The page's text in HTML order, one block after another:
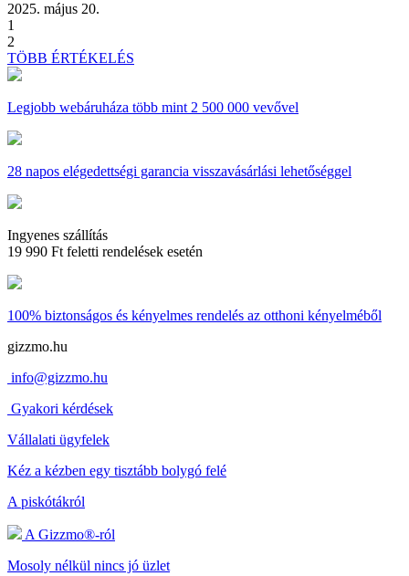
2025. május 20.
1
2
TÖBB ÉRTÉKELÉS
Legjobb webáruháza több mint 2 500 000 vevővel
28 napos elégedettségi garancia visszavásárlási lehetőséggel
Ingyenes szállítás
19 990 Ft feletti rendelések esetén
100% biztonságos és kényelmes rendelés az otthoni kényelméből
gizzmo.hu
info@gizzmo.hu
Gyakori kérdések
Vállalati ügyfelek
Kéz a kézben egy tisztább bolygó felé
A piskótákról
A Gizzmo®-ról
Mosoly nélkül nincs jó üzlet